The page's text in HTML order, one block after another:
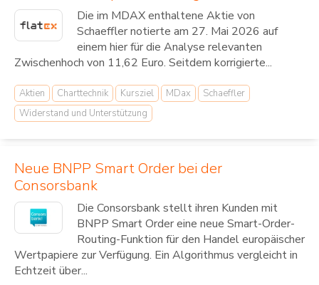
Die im MDAX enthaltene Aktie von
Schaeffler notierte am 27. Mai 2026 auf
einem hier für die Analyse relevanten
Zwischenhoch von 11,62 Euro. Seitdem korrigierte...
Aktien Charttechnik Kursziel MDax
Schaeffler
Widerstand und Unterstützung
Neue BNPP Smart Order bei der
Consorsbank
Die Consorsbank stellt ihren Kunden mit
BNPP Smart Order eine neue Smart-Order-
Routing-Funktion für den Handel europäischer
Wertpapiere zur Verfügung. Ein Algorithmus vergleicht in
Echtzeit über...